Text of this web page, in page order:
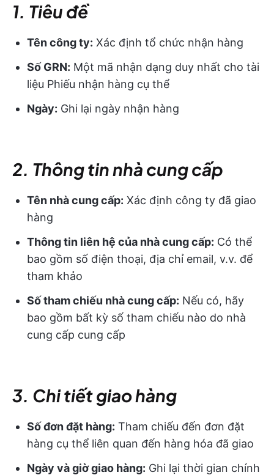
1. Tiêu đề
Tên công ty: Xác định tổ chức nhận hàng
Số GRN: Một mã nhận dạng duy nhất cho tài
liệu Phiếu nhận hàng cụ thể
Ngày: Ghi lại ngày nhận hàng
2. Thông tin nhà cung cấp
Tên nhà cung cấp: Xác định công ty đã giao
hàng
Thông tin liên hệ của nhà cung cấp: Có thể
bao gồm số điện thoại, địa chỉ email, v.v. để
tham khảo
Số tham chiếu nhà cung cấp: Nếu có, hãy
bao gồm bất kỳ số tham chiếu nào do nhà
cung cấp cung cấp
3. Chi tiết giao hàng
Số đơn đặt hàng: Tham chiếu đến đơn đặt
hàng cụ thể liên quan đến hàng hóa đã giao
Ngày và giờ giao hàng: Ghi lại thời gian chính